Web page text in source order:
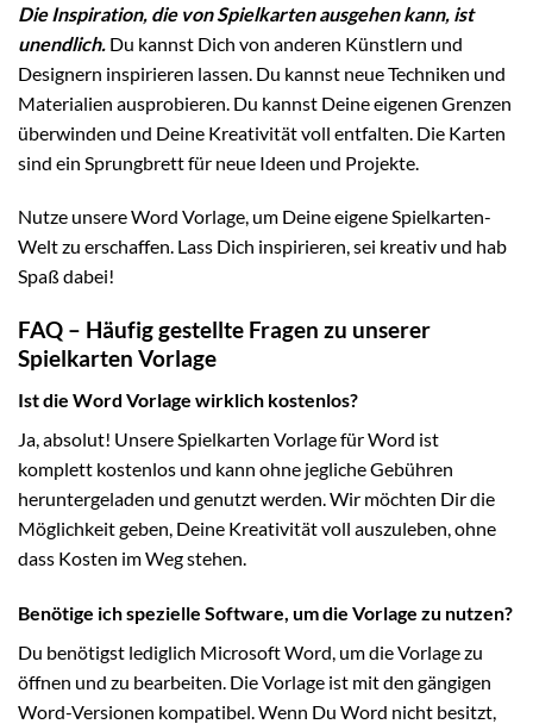
Die Inspiration, die von Spielkarten ausgehen kann, ist
unendlich. Du kannst Dich von anderen Künstlern und
Designern inspirieren lassen. Du kannst neue Techniken und
Materialien ausprobieren. Du kannst Deine eigenen Grenzen
überwinden und Deine Kreativität voll entfalten. Die Karten
sind ein Sprungbrett für neue Ideen und Projekte.
Nutze unsere Word Vorlage, um Deine eigene Spielkarten-
Welt zu erschaffen. Lass Dich inspirieren, sei kreativ und hab
Spaß dabei!
FAQ – Häufig gestellte Fragen zu unserer
Spielkarten Vorlage
Ist die Word Vorlage wirklich kostenlos?
Ja, absolut! Unsere Spielkarten Vorlage für Word ist
komplett kostenlos und kann ohne jegliche Gebühren
heruntergeladen und genutzt werden. Wir möchten Dir die
Möglichkeit geben, Deine Kreativität voll auszuleben, ohne
dass Kosten im Weg stehen.
Benötige ich spezielle Software, um die Vorlage zu nutzen?
Du benötigst lediglich Microsoft Word, um die Vorlage zu
öffnen und zu bearbeiten. Die Vorlage ist mit den gängigen
Word-Versionen kompatibel. Wenn Du Word nicht besitzt,